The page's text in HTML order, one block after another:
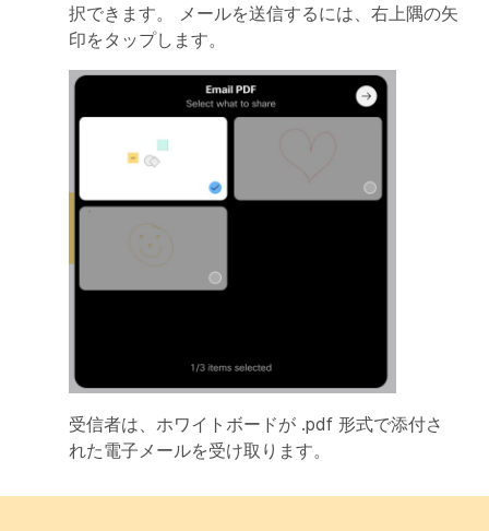
択できます。 メールを送信するには、右上隅の矢
印をタップします。
受信者は、ホワイトボードが .pdf 形式で添付さ
れた電子メールを受け取ります。